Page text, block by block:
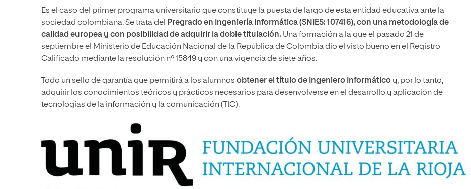
Es el caso del primer programa universitario que constituye la puesta de largo de esta entidad educativa ante la
sociedad colombiana. Se trata del Pregrado en Ingeniería Informática (SNIES: 107416), con una metodología de
calidad europea y con posibilidad de adquirir la doble titulación. Una formación a la que el pasado 21 de
septiembre el Ministerio de Educación Nacional de la República de Colombia dio el visto bueno en el Registro
Calificado mediante la resolución nº 15849 y con una vigencia de siete años.
Todo un sello de garantía que permitirá a los alumnos obtener el título de Ingeniero Informático y, por lo tanto,
adquirir los conocimientos teóricos y prácticos necesarios para desenvolverse en el desarrollo y aplicación de
tecnologías de la información y la comunicación (TIC).